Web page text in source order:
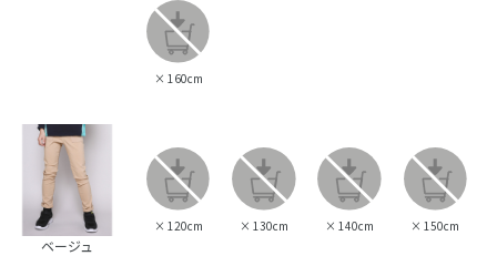
× 160cm
ベージュ
× 120cm × 130cm × 140cm × 150cm